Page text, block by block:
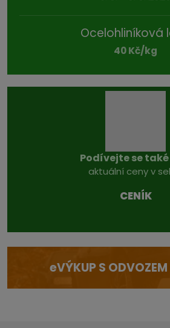
Ocelohliníková
40 Kč/kg
Podívejte se také
aktuální ceny v
CENÍK
eVÝKUP S ODVOZEM